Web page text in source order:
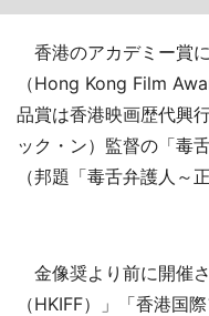
香港のアカデミー賞
（Hong Kong Film
品賞は香港映画歴代興
ック・ン）監督の「毒
（邦題「毒舌弁護人～
金像奨より前に開催
（HKIFF）」「香港国